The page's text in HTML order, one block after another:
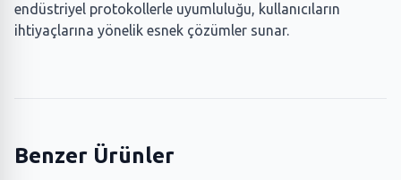
endüstriyel protokollerle uyumluluğu, kullanıcıların
ihtiyaçlarına yönelik esnek çözümler sunar.
Benzer Ürünler